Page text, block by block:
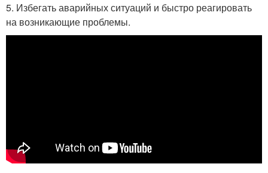
5. Избегать аварийных ситуаций и быстро реагировать
на возникающие проблемы.